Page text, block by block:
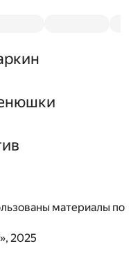
материалы по
2025